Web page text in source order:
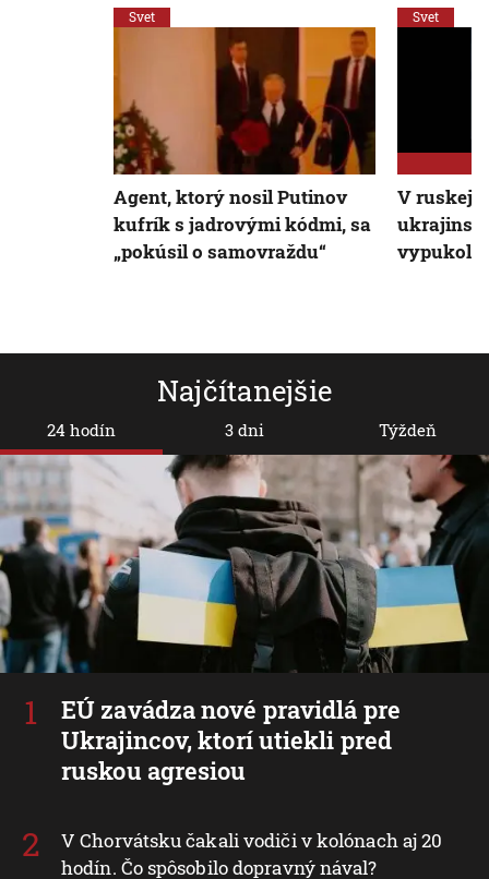
Najčítanejšie
24 hodín
EÚ zavádza nové pravidlá pre
Ukrajincov, ktorí utiekli pred
ruskou agresiou
V Chorvátsku čakali vodiči v kolónach aj 20
hodín. Čo spôsobilo dopravný nával?
3 dni Týždeň
Svet
Agent, ktorý nosil Putinov
kufrík s jadrovými kódmi, sa
„pokúsil o samovraždu“
Svet
V ruskej
vypukol